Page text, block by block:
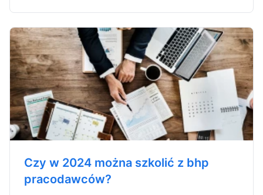
Czy w 2024 można szkolić z bhp
pracodawców?